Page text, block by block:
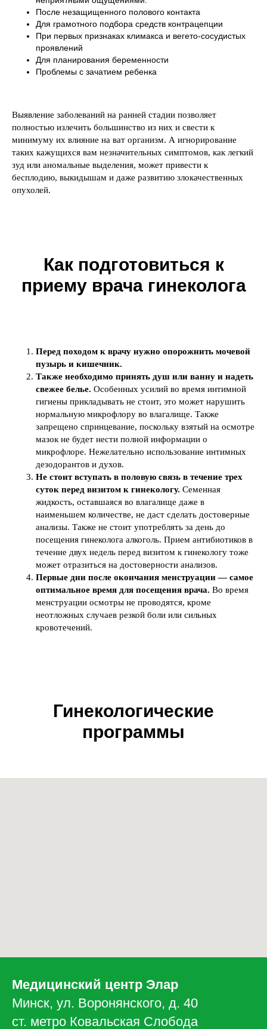
После незащищенного полового контакта
Для грамотного подбора средств контрацепции
При первых признаках климакса и вегето-сосудистых
проявлений
Для планирования беременности
Проблемы с зачатием ребенка
Выявление заболеваний на ранней стадии позволяет
полностью излечить большинство из них и свести к
минимуму их влияние на ват организм. А игнорирование
таких кажущихся вам незначительных симптомов, как легкий
зуд или аномальные выделения, может привести к
бесплодию, выкидышам и даже развитию злокачественных
опухолей.
Как подготовиться к
приему врача гинеколога
Перед походом к врачу нужно опорожнить мочевой
пузырь и кишечник.
Также необходимо принять душ или ванну и надеть
свежее белье. Особенных усилий во время интимной
гигиены прикладывать не стоит, это может нарушить
нормальную микрофлору во влагалище. Также
запрещено спринцевание, поскольку взятый на осмотре
мазок не будет нести полной информации о
микрофлоре. Нежелательно использование интимных
дезодорантов и духов.
Не стоит вступать в половую связь в течение трех
суток перед визитом к гинекологу. Семенная
жидкость, оставшаяся во влагалище даже в
наименьшем количестве, не даст сделать достоверные
анализы. Также не стоит употреблять за день до
посещения гинеколога алкоголь. Прием антибиотиков в
течение двух недель перед визитом к гинекологу тоже
может отразиться на достоверности анализов.
Первые дни после окончания менструации — самое
оптимальное время для посещения врача. Во время
менструации осмотры не проводятся, кроме
неотложных случаев резкой боли или сильных
кровотечений.
Гинекологические
программы
Медицинский центр Элар
Минск, ул. Воронянского, д. 40
ст. метро Ковальская Слобода